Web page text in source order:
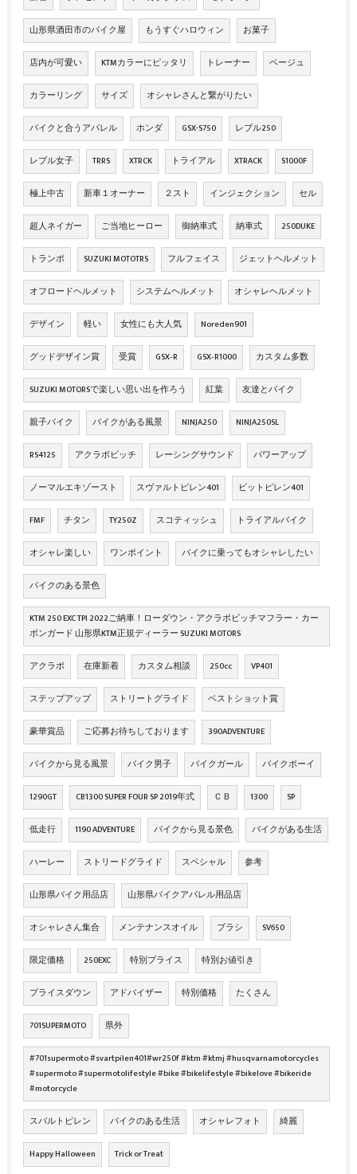
山形県酒田市のバイク屋 もうすぐハロウィン お菓子
店内が可愛い KTMカラーにピッタリ トレーナー ベージュ
カラーリング サイズ オシャレさんと繋がりたい
バイクと合うアパレル ホンダ GSX-S750 レブル250
レブル女子 TRRS XTRCK トライアル XTRACK S1000F
極上中古 新車１オーナー ２スト インジェクション セル
超人ネイガー ご当地ヒーロー 御納車式 納車式 250DUKE
トランポ SUZUKI MOTOTRS フルフェイス ジェットヘルメット
オフロードヘルメット システムヘルメット オシャレヘルメット
デザイン 軽い 女性にも大人気 Noreden901
グッドデザイン賞 受賞 GSX‐R GSX‐R1000 カスタム多数
SUZUKI MOTORSで楽しい思い出を作ろう 紅葉 友達とバイク
親子バイク バイクがある風景 NINJA250 NINJA250SL
RS4125 アクラボビッチ レーシングサウンド パワーアップ
ノーマルエキゾースト スヴァルトピレン401 ビットピレン401
FMF チタン TY250Z スコティッシュ トライアルバイク
オシャレ楽しい ワンポイント バイクに乗ってもオシャレしたい
バイクのある景色
KTM 250 EXC TPI 2022ご納車！ローダウン・アクラポビッチマフラー・カー
ボンガード 山形県KTM正規ディーラー SUZUKI MOTORS
アクラポ 在庫新着 カスタム相談 250cc VP401
ステップアップ ストリートグライド ベストショット賞
豪華賞品 ご応募お待ちしております 390ADVENTURE
バイクから見る風景 バイク男子 バイクガール バイクボーイ
1290GT CB1300 SUPER FOUR SP 2019年式 ＣＢ 1300 SP
低走行 1190 ADVENTURE バイクから見る景色 バイクがある生活
ハーレー ストリードグライド スペシャル 参考
山形県バイク用品店 山形県バイクアパレル用品店
オシャレさん集合 メンテナンスオイル ブラシ SV650
限定価格 250EXC 特別プライス 特別お値引き
プライスダウン アドバイザー 特別価格 たくさん
701SUPERMOTO 県外
#701supermoto #svartpilen401#wr250f #ktm #ktmj #husqvarnamotorcycles
#supermoto #supermotolifestyle #bike #bikelifestyle #bikelove #bikeride
#motorcycle
スバルトピレン バイクのある生活 オシャレフォト 綺麗
Happy Halloween Trick or Treat